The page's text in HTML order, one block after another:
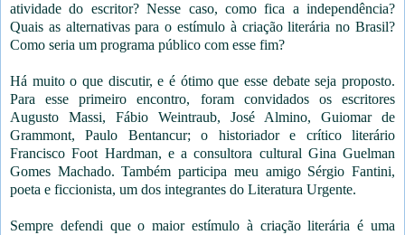
atividade do escritor? Nesse caso, como fica a independência?
Quais as alternativas para o estímulo à criação literária no Brasil?
Como seria um programa público com esse fim?
Há muito o que discutir, e é ótimo que esse debate seja proposto.
Para esse primeiro encontro, foram convidados os escritores
Augusto Massi, Fábio Weintraub, José Almino, Guiomar de
Grammont, Paulo Bentancur; o historiador e crítico literário
Francisco Foot Hardman, e a consultora cultural Gina Guelman
Gomes Machado. Também participa meu amigo Sérgio Fantini,
poeta e ficcionista, um dos integrantes do Literatura Urgente.
Sempre defendi que o maior estímulo à criação literária é uma